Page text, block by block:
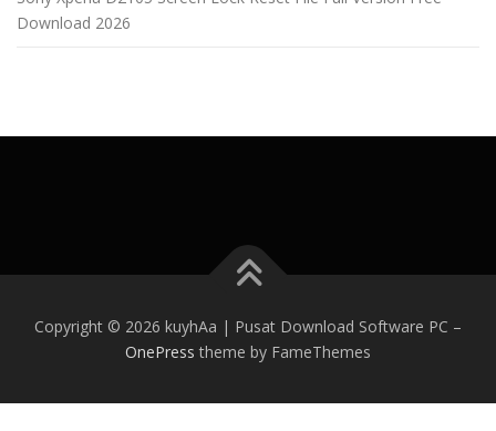
Download 2026
Copyright © 2026 kuyhAa | Pusat Download Software PC –
OnePress theme by FameThemes